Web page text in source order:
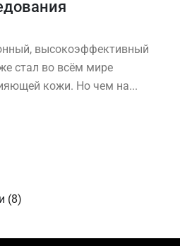
высокоэффективный
стал во всём мире
кожи. Но чем на...
(8)